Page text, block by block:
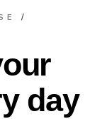
day